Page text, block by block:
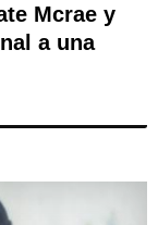
Mcrae y
a una